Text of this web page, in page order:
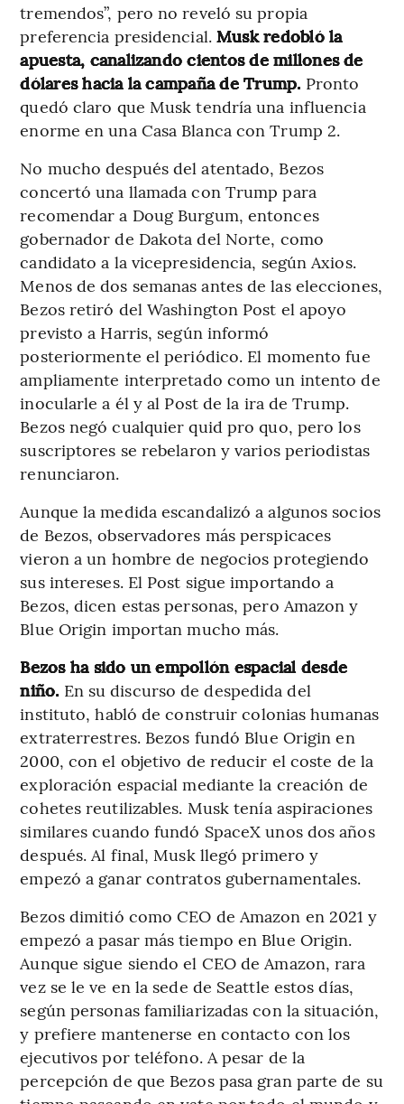
tremendos”, pero no reveló su propia
preferencia presidencial. Musk redobló la
apuesta, canalizando cientos de millones de
dólares hacia la campaña de Trump. Pronto
quedó claro que Musk tendría una influencia
enorme en una Casa Blanca con Trump 2.
No mucho después del atentado, Bezos
concertó una llamada con Trump para
recomendar a Doug Burgum, entonces
gobernador de Dakota del Norte, como
candidato a la vicepresidencia, según Axios.
Menos de dos semanas antes de las elecciones,
Bezos retiró del Washington Post el apoyo
previsto a Harris, según informó
posteriormente el periódico. El momento fue
ampliamente interpretado como un intento de
inocularle a él y al Post de la ira de Trump.
Bezos negó cualquier quid pro quo, pero los
suscriptores se rebelaron y varios periodistas
renunciaron.
Aunque la medida escandalizó a algunos socios
de Bezos, observadores más perspicaces
vieron a un hombre de negocios protegiendo
sus intereses. El Post sigue importando a
Bezos, dicen estas personas, pero Amazon y
Blue Origin importan mucho más.
Bezos ha sido un empollón espacial desde
niño. En su discurso de despedida del
instituto, habló de construir colonias humanas
extraterrestres. Bezos fundó Blue Origin en
2000, con el objetivo de reducir el coste de la
exploración espacial mediante la creación de
cohetes reutilizables. Musk tenía aspiraciones
similares cuando fundó SpaceX unos dos años
después. Al final, Musk llegó primero y
empezó a ganar contratos gubernamentales.
Bezos dimitió como CEO de Amazon en 2021 y
empezó a pasar más tiempo en Blue Origin.
Aunque sigue siendo el CEO de Amazon, rara
vez se le ve en la sede de Seattle estos días,
según personas familiarizadas con la situación,
y prefiere mantenerse en contacto con los
ejecutivos por teléfono. A pesar de la
percepción de que Bezos pasa gran parte de su